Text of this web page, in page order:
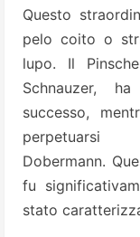
Questo
pelo coito o
lupo. Il
Schnauzer,
successo,
Dobermann.
fu
stato